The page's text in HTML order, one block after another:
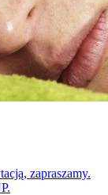
zapraszamy.